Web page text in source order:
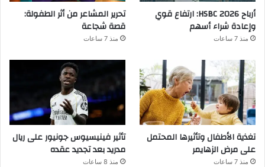
أرباح HSBC 2026: ارتفاع قوي
وإعادة شراء أسهم
منذ 7 ساعات
تحرير المشاعر من أثر الطفولة:
قصة شجاعة
منذ 7 ساعات
تغذية الأطفال وتأثيرها المحتمل
على مرض الزهايمر
منذ 7 ساعات
تأثير فينيسيوس جونيور على ريال
مدريد بعد تجديد عقده
منذ 8 ساعات